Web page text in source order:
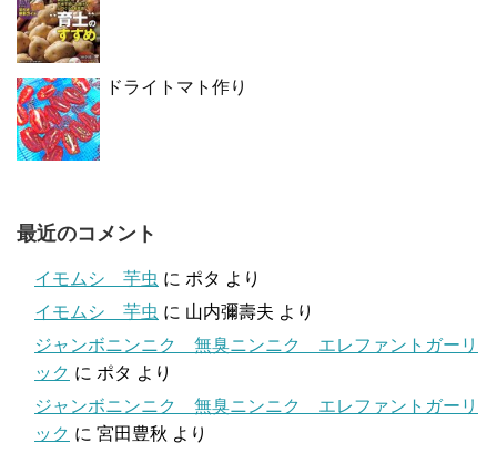
ドライトマト作り
最近のコメント
イモムシ 芋虫 に ポタ より
イモムシ 芋虫 に 山内彌壽夫 より
ジャンボニンニク 無臭ニンニク エレファントガーリ
ック に ポタ より
ジャンボニンニク 無臭ニンニク エレファントガーリ
ック に 宮田豊秋 より